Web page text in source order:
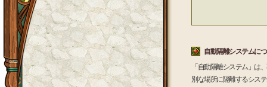
自動隔離システムに
「自動隔離システム」は
別な場所に隔離するシス